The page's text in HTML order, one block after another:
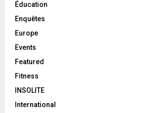
Éducation
Enquêtes
Europe
Events
Featured
Fitness
INSOLITE
International